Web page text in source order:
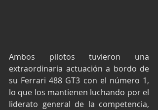
Ambos pilotos tuvieron una
extraordinaria actuación a bordo de
su Ferrari 488 GT3 con el número 1,
lo que los mantienen luchando por el
liderato general de la competencia,